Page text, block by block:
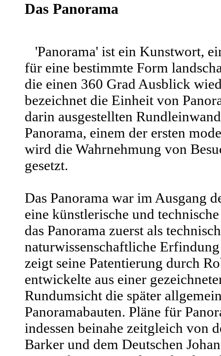
Das Panorama
'Panorama' ist ein Kunstwort,
für eine bestimmte Form
die einen 360 Grad Ausblick
bezeichnet die Einheit von
darin ausgestellten
Panorama, einem der ersten
wird die Wahrnehmung von
gesetzt.
Das Panorama war im Ausgang
eine künstlerische und
das Panorama zuerst als
naturwissenschaftliche
zeigt seine Patentierung durch
entwickelte aus einer
Rundumsicht die später
Panoramabauten. Pläne für
indessen beinahe zeitgleich von
Barker und dem Deutschen